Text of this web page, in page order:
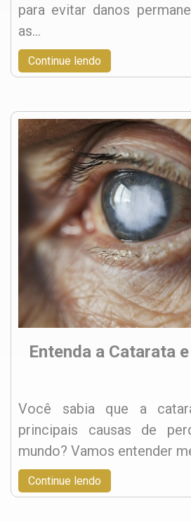
para evitar danos
as…
Continue lendo
Entenda a Catarata
Você sabia que a
principais causas de
mundo? Vamos entender
Continue lendo